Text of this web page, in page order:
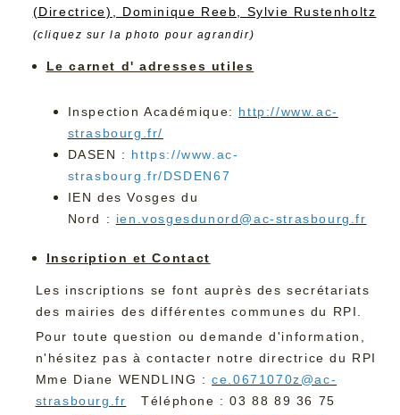
(Directrice), Dominique Reeb, Sylvie Rustenholtz
(cliquez sur la photo pour agrandir)
Le carnet d' adresses utiles
Inspection Académique: http://www.ac-
strasbourg.fr/
DASEN : https://www.ac-
strasbourg.fr/DSDEN67
IEN des Vosges du
Nord : ien.vosgesdunord@ac-strasbourg.fr
Inscription et Contact
Les inscriptions se font auprès des secrétariats
des mairies des différentes communes du RPI.
Pour toute question ou demande d'information,
n'hésitez pas à contacter notre directrice du RPI
Mme Diane WENDLING :ce.0671070z@ac-
strasbourg.fr
Téléphone : 03 88 89 36 75